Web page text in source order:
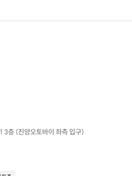
층 (진양오토바이 좌측 입구)